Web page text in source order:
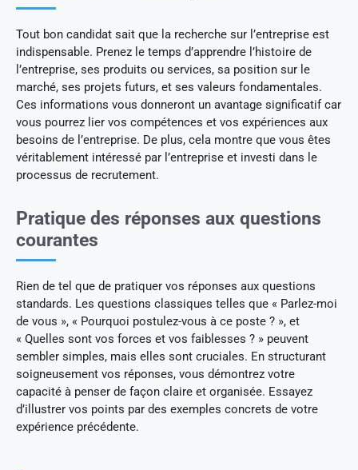
Tout bon candidat sait que la recherche sur l’entreprise est
indispensable. Prenez le temps d’apprendre l’histoire de
l’entreprise, ses produits ou services, sa position sur le
marché, ses projets futurs, et ses valeurs fondamentales.
Ces informations vous donneront un avantage significatif car
vous pourrez lier vos compétences et vos expériences aux
besoins de l’entreprise. De plus, cela montre que vous êtes
véritablement intéressé par l’entreprise et investi dans le
processus de recrutement.
Pratique des réponses aux questions
courantes
Rien de tel que de pratiquer vos réponses aux questions
standards. Les questions classiques telles que « Parlez-moi
de vous », « Pourquoi postulez-vous à ce poste ? », et
« Quelles sont vos forces et vos faiblesses ? » peuvent
sembler simples, mais elles sont cruciales. En structurant
soigneusement vos réponses, vous démontrez votre
capacité à penser de façon claire et organisée. Essayez
d’illustrer vos points par des exemples concrets de votre
expérience précédente.